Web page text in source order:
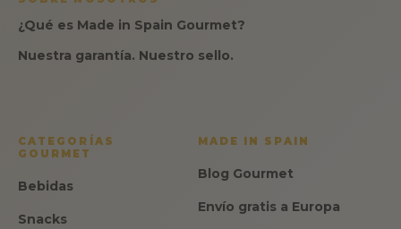
¿Qué es Made in Spain Gourmet?
Nuestra garantía. Nuestro sello.
CATEGORÍAS
GOURMET
Bebidas
Snacks
MADE IN SPAIN
Blog Gourmet
Envío gratis a Europa